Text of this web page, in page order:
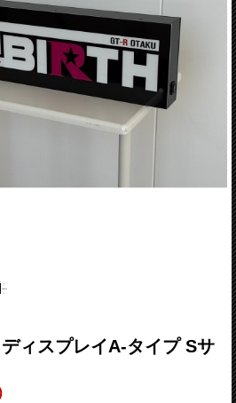
ィスプレイA-タイプ Sサ